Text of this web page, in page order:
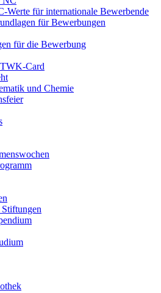
Werte für internationale Bewerbende
für Bewerbungen
für die Bewerbung
Card
und Chemie